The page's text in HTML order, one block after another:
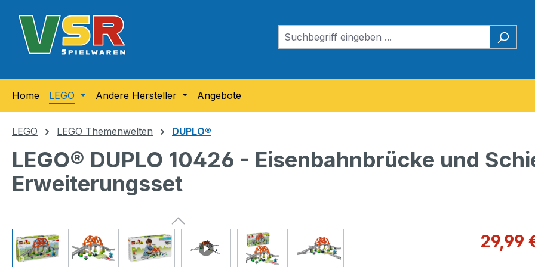
Hauptinhalt springen
Zur Suche springen
Zur Hauptnavigation springen
Home LEGO Andere Hersteller Angebote
LEGO LEGO Themenwelten DUPLO®
LEGO® DUPLO 10426 - Eisenbahnbrücke und
Erweiterungsset
Bildergalerie überspringen 29,99